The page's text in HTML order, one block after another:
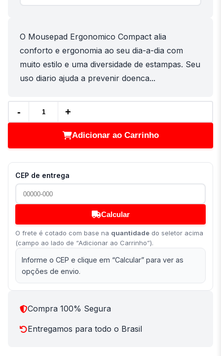
O Mousepad Ergonomico Compact alia
conforto e ergonomia ao seu dia-a-dia com
muito estilo e uma diversidade de estampas. Seu
uso diario ajuda a prevenir doenca...
- +
Adicionar ao Carrinho
CEP de entrega
Calcular
O frete é cotado com base na quantidade do seletor acima
(campo ao lado de “Adicionar ao Carrinho”).
Informe o CEP e clique em “Calcular” para ver as
opções de envio.
Compra 100% Segura
Entregamos para todo o Brasil